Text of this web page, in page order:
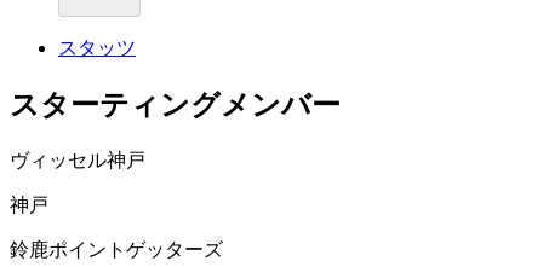
スタッツ
スターティングメンバー
ヴィッセル神戸
神戸
鈴鹿ポイントゲッターズ